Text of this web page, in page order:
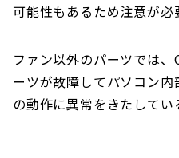
可能性もあるため注意が必
ファン以外のパーツでは
ーツが故障してパソコン
の動作に異常をきたしてい